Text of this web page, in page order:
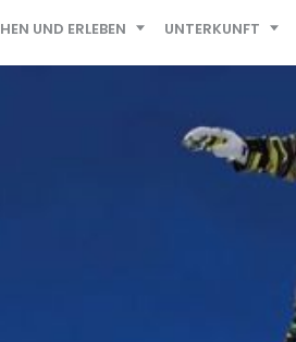
UND ERLEBEN UNTERKUNFT